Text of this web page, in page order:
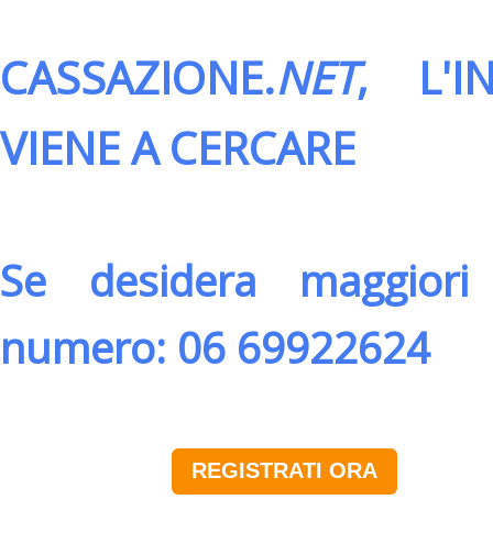
CASSAZIONE.NET,
VIENE A CERCARE
Se desidera
numero: 06 69922624
REGISTRATI ORA